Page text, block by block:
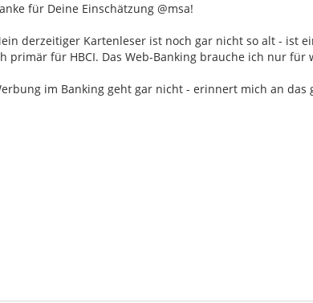
für Deine Einschätzung @msa!
derzeitiger Kartenleser ist noch gar nicht so alt - ist
primär für HBCI. Das Web-Banking brauche ich nur für
im Banking geht gar nicht - erinnert mich an das